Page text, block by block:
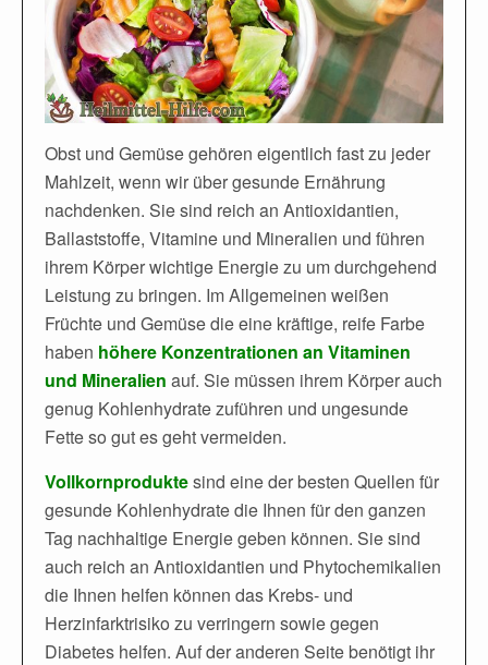
Obst und Gemüse gehören eigentlich fast zu jeder
Mahlzeit, wenn wir über gesunde Ernährung
nachdenken. Sie sind reich an Antioxidantien,
Ballaststoffe, Vitamine und Mineralien und führen
ihrem Körper wichtige Energie zu um durchgehend
Leistung zu bringen. Im Allgemeinen weißen
Früchte und Gemüse die eine kräftige, reife Farbe
haben höhere Konzentrationen an Vitaminen
und Mineralien auf. Sie müssen ihrem Körper auch
genug Kohlenhydrate zuführen und ungesunde
Fette so gut es geht vermeiden.
Vollkornproduktesind eine der besten Quellen für
gesunde Kohlenhydrate die Ihnen für den ganzen
Tag nachhaltige Energie geben können. Sie sind
auch reich an Antioxidantien und Phytochemikalien
die Ihnen helfen können das Krebs- und
Herzinfarktrisiko zu verringern sowie gegen
Diabetes helfen. Auf der anderen Seite benötigt ihr